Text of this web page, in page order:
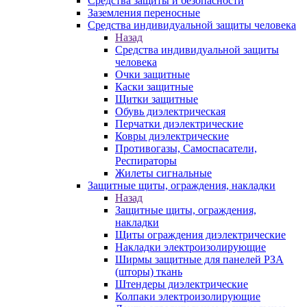
Заземления переносные
Средства индивидуальной защиты человека
Назад
Средства индивидуальной защиты
человека
Очки защитные
Каски защитные
Щитки защитные
Обувь диэлектрическая
Перчатки диэлектрические
Ковры диэлектрические
Противогазы, Самоспасатели,
Респираторы
Жилеты сигнальные
Защитные щиты, ограждения, накладки
Назад
Защитные щиты, ограждения,
накладки
Щиты ограждения диэлектрические
Накладки электроизолирующие
Ширмы защитные для панелей РЗА
(шторы) ткань
Штендеры диэлектрические
Колпаки электроизолирующие